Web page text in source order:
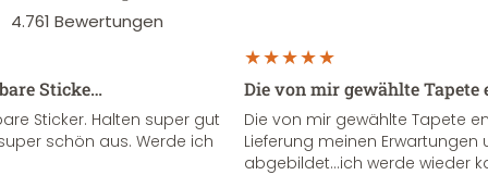
4.761 Bewertungen
Sticke…
Sticker. Halten super gut
schön aus. Werde ich
Die von mir gewählte
Die von mir gewählte Tapete
Lieferung meinen Erwartungen
abgebildet...ich werde wieder